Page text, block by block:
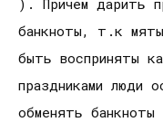
банкноты, т.к
быть восприняты
праздниками люди
обменять банкноты